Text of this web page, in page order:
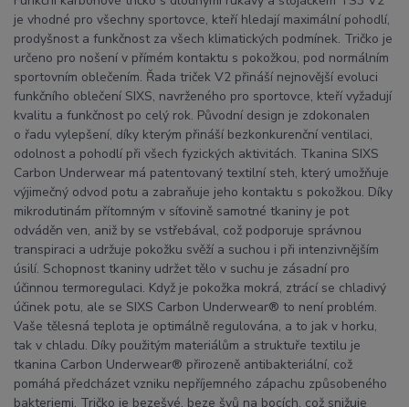
je vhodné pro všechny sportovce, kteří hledají maximální pohodlí,
prodyšnost a funkčnost za všech klimatických podmínek. Tričko je
určeno pro nošení v přímém kontaktu s pokožkou, pod normálním
sportovním oblečením. Řada triček V2 přináší nejnovější evoluci
funkčního oblečení SIXS, navrženého pro sportovce, kteří vyžadují
kvalitu a funkčnost po celý rok. Původní design je zdokonalen
o řadu vylepšení, díky kterým přináší bezkonkurenční ventilaci,
odolnost a pohodlí při všech fyzických aktivitách. Tkanina SIXS
Carbon Underwear má patentovaný textilní steh, který umožňuje
výjimečný odvod potu a zabraňuje jeho kontaktu s pokožkou. Díky
mikrodutinám přítomným v síťovině samotné tkaniny je pot
odváděn ven, aniž by se vstřebával, což podporuje správnou
transpiraci a udržuje pokožku svěží a suchou i při intenzivnějším
úsilí. Schopnost tkaniny udržet tělo v suchu je zásadní pro
účinnou termoregulaci. Když je pokožka mokrá, ztrácí se chladivý
účinek potu, ale se SIXS Carbon Underwear® to není problém.
Vaše tělesná teplota je optimálně regulována, a to jak v horku,
tak v chladu. Díky použitým materiálům a struktuře textilu je
tkanina Carbon Underwear® přirozeně antibakteriální, což
pomáhá předcházet vzniku nepříjemného zápachu způsobeného
bakteriemi. Tričko je bezešvé, beze švů na bocích, což snižuje